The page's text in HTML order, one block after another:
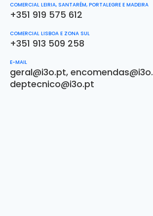
COMERCIAL LEIRIA, SANTARÉM, PORTALEGRE E MADEIRA
+351 919 575 612
COMERCIAL LISBOA E ZONA SUL
+351 913 509 258
E-MAIL
geral@i3o.pt,
deptecnico@i3o.pt